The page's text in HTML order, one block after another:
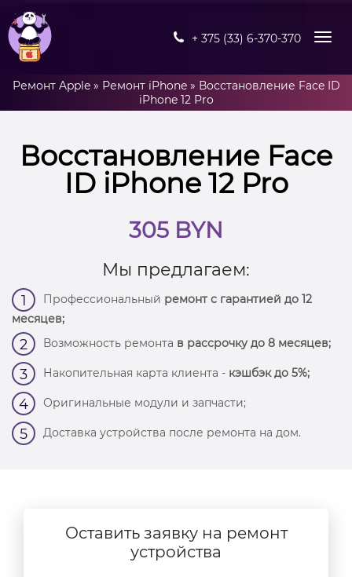
+ 375 (33) 6-370-370
Ремонт Apple» Ремонт iPhone» Восстановление Face ID
iPhone 12 Pro
Восстановление Face
ID iPhone 12 Pro
305 BYN
Мы предлагаем:
1 Профессиональный ремонт с гарантией до 12
месяцев;
2 Возможность ремонта в рассрочку до 8 месяцев;
3 Накопительная карта клиента - кэшбэк до 5%;
4 Оригинальные модули и запчасти;
5 Доставка устройства после ремонта на дом.
Оставить заявку на ремонт
устройства